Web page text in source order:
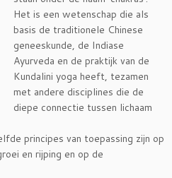
Het is een wetenschap die als
basis de traditionele Chinese
geneeskunde, de Indiase
Ayurveda en de praktijk van de
Kundalini yoga heeft, tezamen
met andere disciplines die de
diepe connectie tussen lichaam
principes van toepassing zijn op
en rijping en op de